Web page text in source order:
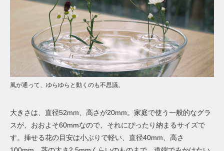
風が通って、ゆらゆらと動くのも不思議。
大きさは、直径52mm、高さが20mm。家庭で使う一般的なグラ
スが、おおよそ60mmなので、それにぴったり納まるサイズで
す。挿せる花の目安は小ぶりで軽い、直径40mm、高さ